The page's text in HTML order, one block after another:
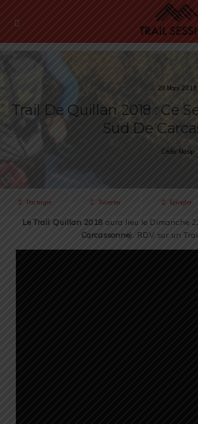
29 Mars 2018
Trail De Quillan 2018 : Ce
Sud De
Cédric Masip
Partager Tweeter Épingler
Le Trail Quillan 2018 aura lieu le Dimanche
Carcassonne). RDV sur un